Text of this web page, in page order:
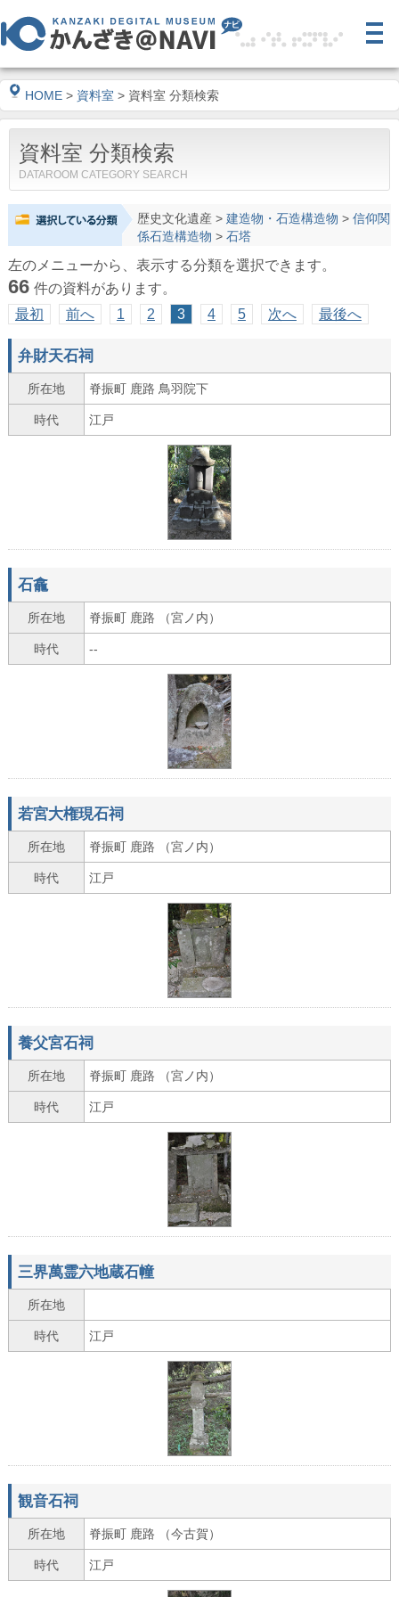
HOME > 資料室 > 資料室 分類検索
資料室 分類検索
DATAROOM CATEGORY SEARCH
歴史文化遺産> 建造物・石造構造物 > 信仰関
係石造構造物 > 石塔
左のメニューから、表示する分類を選択できます。
66 件の資料があります。
最初
前へ 1 2 3 4 5 次へ 最後へ
弁財天石祠
所在地 脊振町 鹿路 鳥羽院下
時代 江戸
石龕
所在地 脊振町 鹿路 （宮ノ内）
時代 --
若宮大権現石祠
所在地 脊振町 鹿路 （宮ノ内）
時代 江戸
養父宮石祠
所在地 脊振町 鹿路 （宮ノ内）
時代 江戸
三界萬霊六地蔵石幢
所在地
時代 江戸
観音石祠
所在地 脊振町 鹿路 （今古賀）
時代 江戸